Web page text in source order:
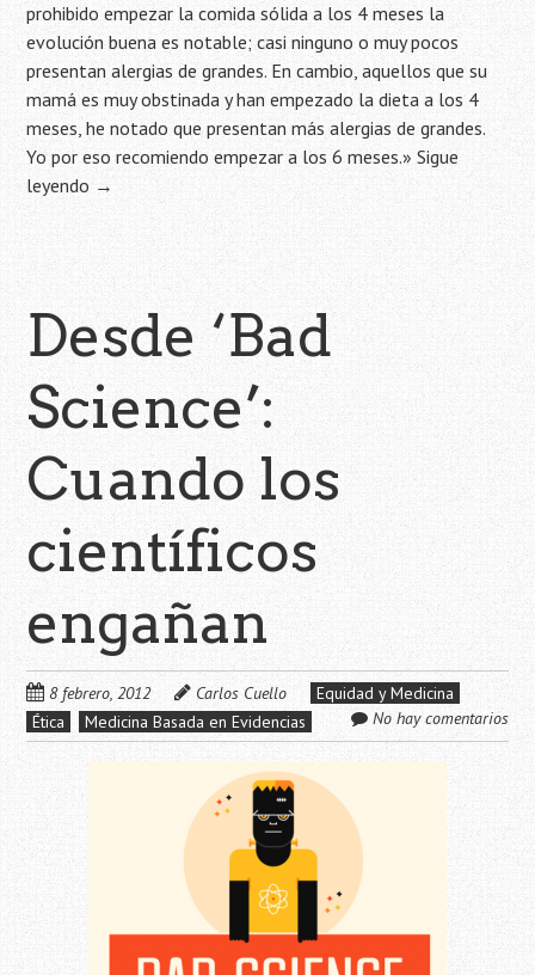
prohibido empezar la comida sólida a los 4 meses la
evolución buena es notable; casi ninguno o muy pocos
presentan alergias de grandes. En cambio, aquellos que su
mamá es muy obstinada y han empezado la dieta a los 4
meses, he notado que presentan más alergias de grandes.
Yo por eso recomiendo empezar a los 6 meses.»Sigue
leyendo →
Desde ‘Bad
Science’:
Cuando los
científicos
engañan
8 febrero, 2012 Carlos Cuello
Equidad y Medicina
Ética
Medicina Basada en Evidencias No hay comentarios